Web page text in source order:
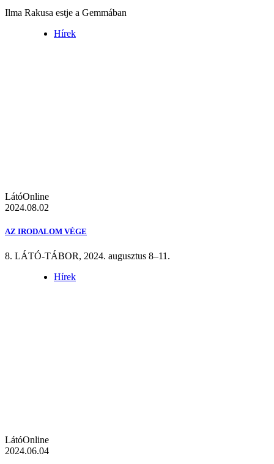
Ilma Rakusa estje a Gemmában
Hírek
LátóOnline
2024.08.02
AZ IRODALOM VÉGE
8. LÁTÓ-TÁBOR, 2024. augusztus 8–11.
Hírek
LátóOnline
2024.06.04